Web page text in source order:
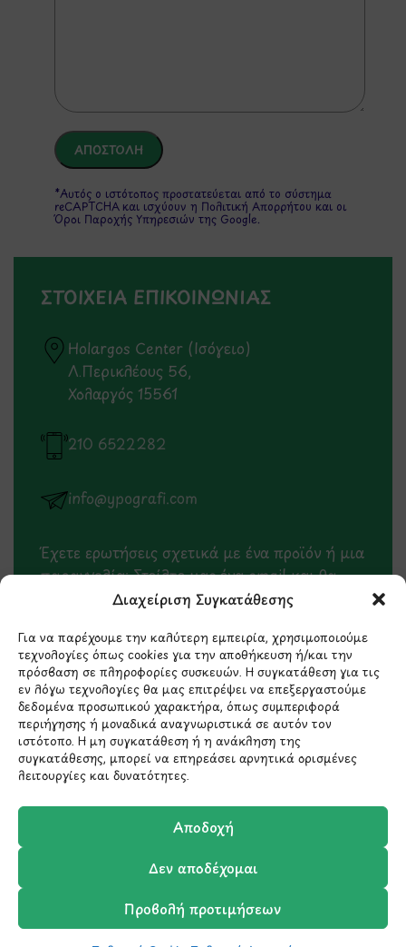
Διαχείριση Συγκατάθεσης
Για να παρέχουμε την καλύτερη εμπειρία, χρησιμοποιούμε
τεχνολογίες όπως cookies για την αποθήκευση ή/και την
πρόσβαση σε πληροφορίες συσκευών. Η συγκατάθεση για τις
εν λόγω τεχνολογίες θα μας επιτρέψει να επεξεργαστούμε
δεδομένα προσωπικού χαρακτήρα, όπως συμπεριφορά
περιήγησης ή μοναδικά αναγνωριστικά σε αυτόν τον
ιστότοπο. Η μη συγκατάθεση ή η ανάκληση της
συγκατάθεσης, μπορεί να επηρεάσει αρνητικά ορισμένες
λειτουργίες και δυνατότητες.
Αποδοχή
Δεν αποδέχομαι
Προβολή προτιμήσεων
*Αυτός ο ιστότοπος προστατεύεται από το σύστημα
reCAPTCHA και ισχύουν η Πολιτική Απορρήτου και οι
Όροι Παροχής Υπηρεσιώντης Google.
ΣΤΟΙΧΕΙΑ ΕΠΙΚΟΙΝΩΝΙΑΣ
Holargos Center (Ισόγειο)
Λ.Περικλέους 56,
Χολαργός 15561
210 6522282
info@ypografi.com
Έχετε ερωτήσεις σχετικά με ένα προϊόν ή μια
παραγγελία; Στείλτε μας ένα email και θα
επικοινωνήσουμε σύντομα μαζί σας.
Μάθετε πρώτοι τα νέα
και τις προσφορές
μας.